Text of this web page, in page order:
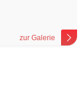
zur Galerie